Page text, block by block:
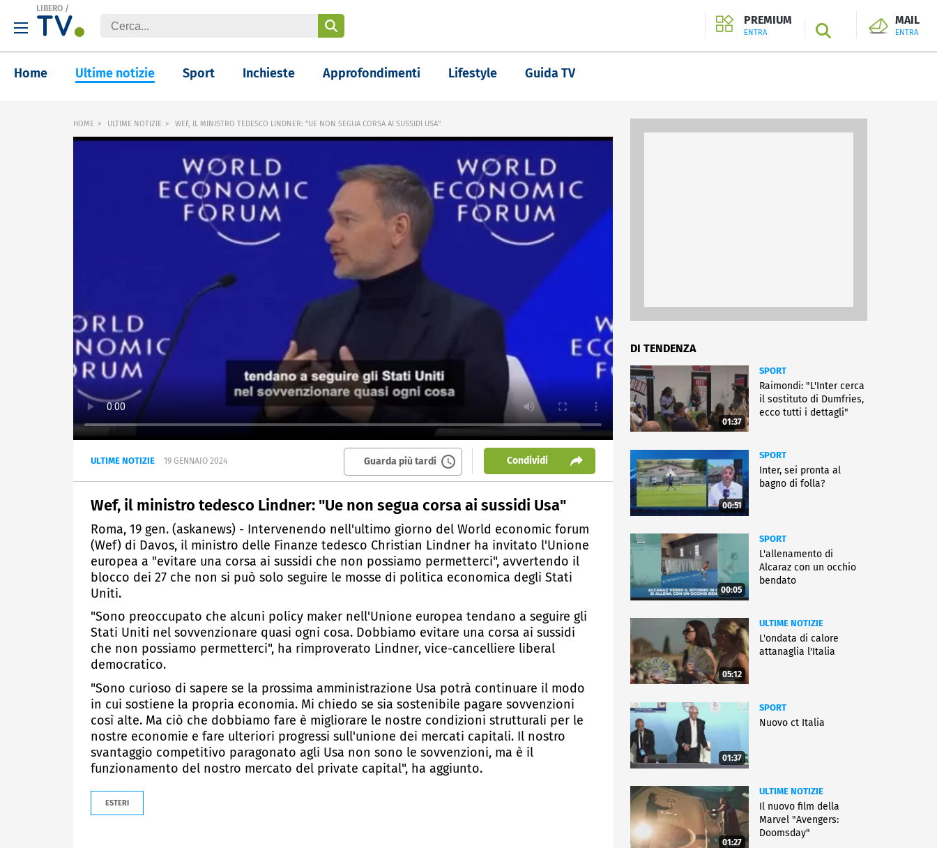
LIBERO /
PREMIUM
ENTRA SEARCH
MAIL
ENTRA
Home Ultime notizie Sport Inchieste Approfondimenti Lifestyle Guida TV
HOME ULTIME NOTIZIE WEF, IL MINISTRO TEDESCO LINDNER: "UE NON SEGUA CORSA AI SUSSIDI USA"
ULTIME NOTIZIE 19 GENNAIO 2024 Guarda più tardi Condividi
Wef, il ministro tedesco Lindner: "Ue non segua corsa ai sussidi Usa"
Roma, 19 gen. (askanews) - Intervenendo nell'ultimo giorno del World economic forum
(Wef) di Davos, il ministro delle Finanze tedesco Christian Lindner ha invitato l'Unione
europea a "evitare una corsa ai sussidi che non possiamo permetterci", avvertendo il
blocco dei 27 che non si può solo seguire le mosse di politica economica degli Stati
Uniti.
"Sono preoccupato che alcuni policy maker nell'Unione europea tendano a seguire gli
Stati Uniti nel sovvenzionare quasi ogni cosa. Dobbiamo evitare una corsa ai sussidi
che non possiamo permetterci", ha rimproverato Lindner, vice-cancelliere liberal
democratico.
"Sono curioso di sapere se la prossima amministrazione Usa potrà continuare il modo
in cui sostiene la propria economia. Mi chiedo se sia sostenibile pagare sovvenzioni
così alte. Ma ciò che dobbiamo fare è migliorare le nostre condizioni strutturali per le
nostre economie e fare ulteriori progressi sull'unione dei mercati capitali. Il nostro
svantaggio competitivo paragonato agli Usa non sono le sovvenzioni, ma è il
funzionamento del nostro mercato del private capital", ha aggiunto.
ESTERI
DI TENDENZA
01:37
SPORT
Raimondi: "L'Inter cerca
il sostituto di Dumfries,
ecco tutti i dettagli"
00:51
SPORT
Inter, sei pronta al
bagno di folla?
00:05
SPORT
L'allenamento di
Alcaraz con un occhio
bendato
05:12
ULTIME NOTIZIE
L'ondata di calore
attanaglia l'Italia
01:37
SPORT
Nuovo ct Italia
01:27
ULTIME NOTIZIE
Il nuovo film della
Marvel "Avengers:
Doomsday"